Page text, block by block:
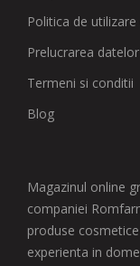
Politica de
Prelucrarea
Termeni si conditii
Blog
Magazinul online
companiei
produse
experienta in